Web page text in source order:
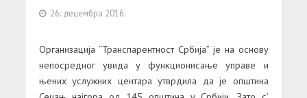
26. децембра 2016.
Организација “Транспарентност Србија” је на основу
непосредног увида у функционисање управе и
њених услужних центара утврдила да је општина